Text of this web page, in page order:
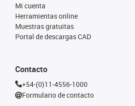
Mi cuenta
Herramientas online
Muestras gratuitas
Portal de descargas CAD
Contacto
+54-(0)11-4556-1000
Formulario de contacto